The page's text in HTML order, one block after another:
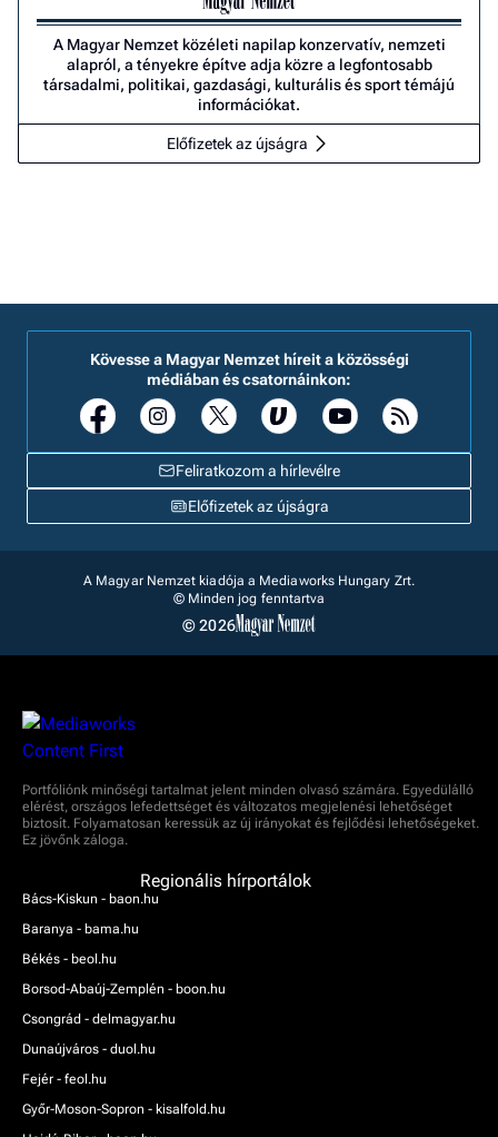
A Magyar Nemzet közéleti napilap konzervatív, nemzeti
alapról, a tényekre építve adja közre a legfontosabb
társadalmi, politikai, gazdasági, kulturális és sport témájú
információkat.
Előfizetek az újságra
Feliratkozom a hírlevélre
Kövesse a Magyar Nemzet híreit a közösségi
médiában és csatornáinkon:
Előfizetek az újságra
A Magyar Nemzet kiadója a Mediaworks Hungary Zrt.
© Minden jog fenntartva
© 2026
Portfóliónk minőségi tartalmat jelent minden olvasó számára. Egyedülálló
elérést, országos lefedettséget és változatos megjelenési lehetőséget
biztosít. Folyamatosan keressük az új irányokat és fejlődési lehetőségeket.
Ez jövőnk záloga.
Regionális hírportálok
Bács-Kiskun - baon.hu
Baranya - bama.hu
Békés - beol.hu
Borsod-Abaúj-Zemplén - boon.hu
Csongrád - delmagyar.hu
Dunaújváros - duol.hu
Fejér - feol.hu
Győr-Moson-Sopron - kisalfold.hu